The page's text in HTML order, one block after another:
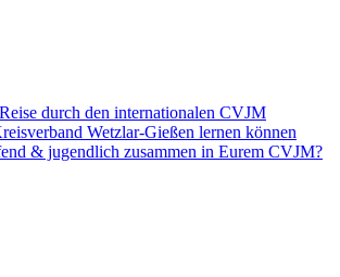
durch den internationalen CVJM
Wetzlar-Gießen lernen können
& jugendlich zusammen in Eurem CVJM?